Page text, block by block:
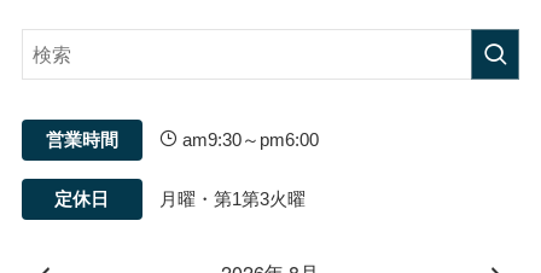
営業時間 am9:30～pm6:00
定休日 月曜・第1第3火曜